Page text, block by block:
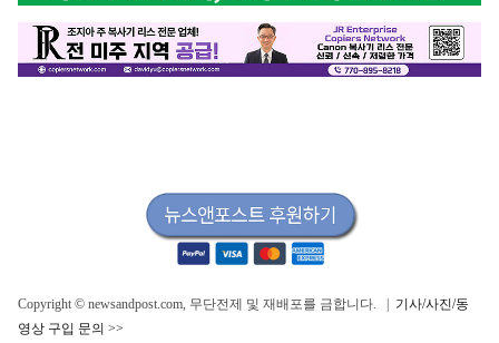
Copyright © newsandpost.com, 무단전제 및 재배포를 금합니다. | 기사/사진/동
영상 구입 문의 >>